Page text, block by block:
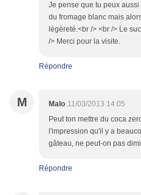
Je pense que tu peux
du fromage blanc mais
légèreté.<br /> <br /> Le
/> Merci pour la visite.
Répondre
M Malo 11/03/2013 14:05
Peut ton mettre du coca
l'impression qu'il y a
gâteau, ne peut-on pas
Répondre